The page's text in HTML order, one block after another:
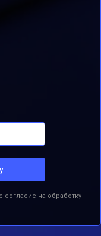
согласие на обработку